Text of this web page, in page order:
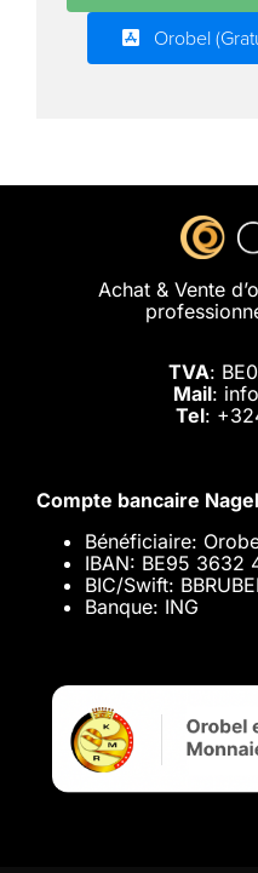
Orobel
Achat & Vente
TVA:
Mail:
Tel:
Compte bancaire
Bénéficiaire:
IBAN: BE95 3632
BIC/Swift:
Banque: ING